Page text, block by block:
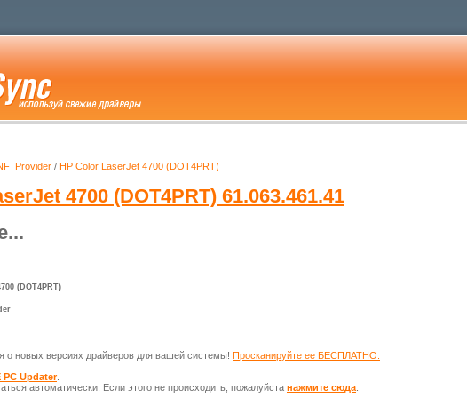
/ HP Color LaserJet 4700 (DOT4PRT)
4700 (DOT4PRT) 61.063.461.41
(DOT4PRT)
о новых версиях драйверов для вашей системы! Просканируйте ее БЕСПЛАТНО.
PC Updater.
автоматически. Если этого не происходить, пожалуйста нажмите сюда